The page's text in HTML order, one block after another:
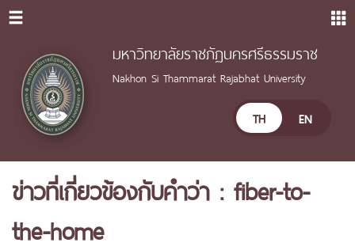
มหาวิทยาลัยราชภัฏนครศรีธรรมราช
Nakhon Si Thammarat Rajabhat University
TH EN
ข่าวที่เกี่ยวข้องกับคำว่า : fiber-to-
the-home